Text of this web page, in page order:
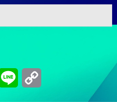
Messenger
Line